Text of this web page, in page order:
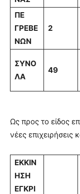
ΠΕ
ΓΡΕΒΕ
ΝΩΝ
2
ΣΥΝΟ
ΛΑ
49
Ως προς το είδος
νέες επιχειρήσεις
ΕΚΚΙΝ
ΗΣΗ
ΕΓΚΡΙ